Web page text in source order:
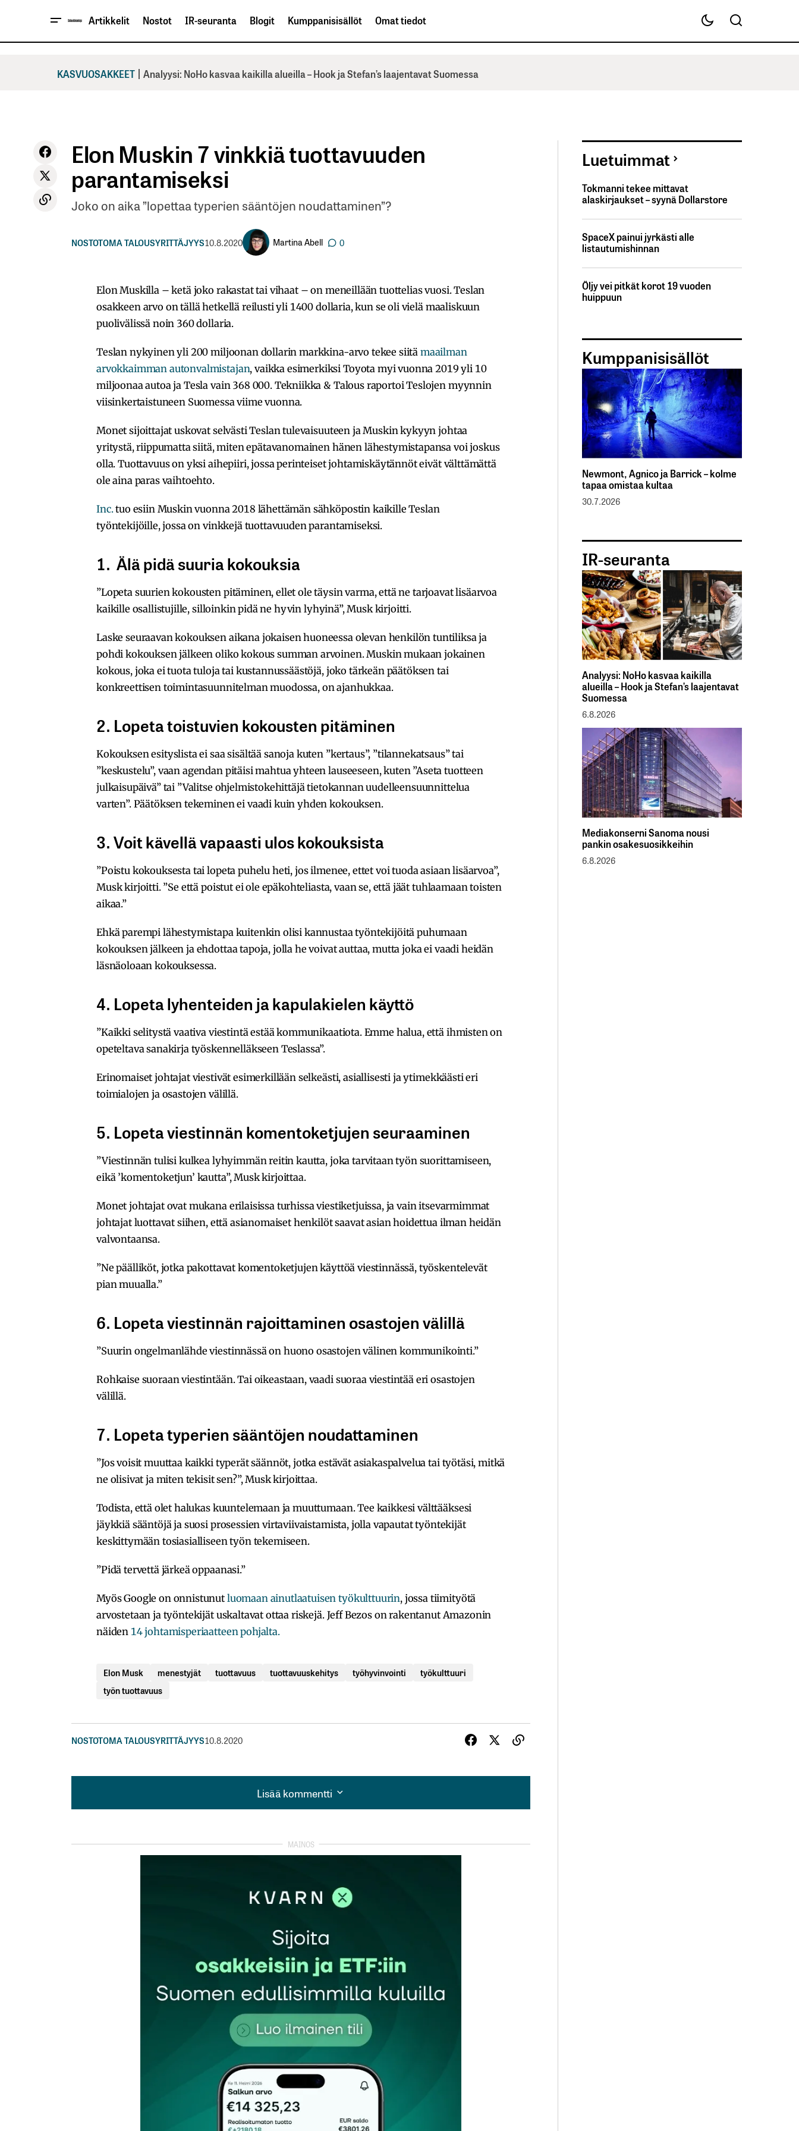
Artikkelit Nostot IR-seuranta Blogit Kumppanisisällöt Omat tiedot
KASVUOSAKKEET | Analyysi: NoHo kasvaa kaikilla alueilla – Hook ja Stefan’s laajentavat Suomessa
Elon Muskin 7 vinkkiä tuottavuuden
parantamiseksi
Joko on aika ”lopettaa typerien sääntöjen noudattaminen”?
NOSTOTOMA TALOUSYRITTÄJYYS10.8.2020 Martina Abell 0
Elon Muskilla – ketä joko rakastat tai vihaat – on meneillään tuottelias vuosi. Teslan
osakkeen arvo on tällä hetkellä reilusti yli 1400 dollaria, kun se oli vielä maaliskuun
puolivälissä noin 360 dollaria.
Teslan nykyinen yli 200 miljoonan dollarin markkina-arvo tekee siitä maailman
arvokkaimman autonvalmistajan, vaikka esimerkiksi Toyota myi vuonna 2019 yli 10
miljoonaa autoa ja Tesla vain 368 000. Tekniikka & Talous raportoi Teslojen myynnin
viisinkertaistuneen Suomessa viime vuonna.
Monet sijoittajat uskovat selvästi Teslan tulevaisuuteen ja Muskin kykyyn johtaa
yritystä, riippumatta siitä, miten epätavanomainen hänen lähestymistapansa voi joskus
olla. Tuottavuus on yksi aihepiiri, jossa perinteiset johtamiskäytännöt eivät välttämättä
ole aina paras vaihtoehto.
Inc.tuo esiin Muskin vuonna 2018 lähettämän sähköpostin kaikille Teslan
työntekijöille, jossa on vinkkejä tuottavuuden parantamiseksi.
1. Älä pidä suuria kokouksia
”Lopeta suurien kokousten pitäminen, ellet ole täysin varma, että ne tarjoavat lisäarvoa
kaikille osallistujille, silloinkin pidä ne hyvin lyhyinä”, Musk kirjoitti.
Laske seuraavan kokouksen aikana jokaisen huoneessa olevan henkilön tuntiliksa ja
pohdi kokouksen jälkeen oliko kokous summan arvoinen. Muskin mukaan jokainen
kokous, joka ei tuota tuloja tai kustannussäästöjä, joko tärkeän päätöksen tai
konkreettisen toimintasuunnitelman muodossa, on ajanhukkaa.
2. Lopeta toistuvien kokousten pitäminen
Kokouksen esityslista ei saa sisältää sanoja kuten ”kertaus”, ”tilannekatsaus” tai
”keskustelu”, vaan agendan pitäisi mahtua yhteen lauseeseen, kuten ”Aseta tuotteen
julkaisupäivä” tai ”Valitse ohjelmistokehittäjä tietokannan uudelleensuunnittelua
varten”. Päätöksen tekeminen ei vaadi kuin yhden kokouksen.
3. Voit kävellä vapaasti ulos kokouksista
”Poistu kokouksesta tai lopeta puhelu heti, jos ilmenee, ettet voi tuoda asiaan lisäarvoa”,
Musk kirjoitti. ”Se että poistut ei ole epäkohteliasta, vaan se, että jäät tuhlaamaan toisten
aikaa.”
Ehkä parempi lähestymistapa kuitenkin olisi kannustaa työntekijöitä puhumaan
kokouksen jälkeen ja ehdottaa tapoja, jolla he voivat auttaa, mutta joka ei vaadi heidän
läsnäoloaan kokouksessa.
4. Lopeta lyhenteiden ja kapulakielen käyttö
”Kaikki selitystä vaativa viestintä estää kommunikaatiota. Emme halua, että ihmisten on
opeteltava sanakirja työskennelläkseen Teslassa”.
Erinomaiset johtajat viestivät esimerkillään selkeästi, asiallisesti ja ytimekkäästi eri
toimialojen ja osastojen välillä.
5. Lopeta viestinnän komentoketjujen seuraaminen
”Viestinnän tulisi kulkea lyhyimmän reitin kautta, joka tarvitaan työn suorittamiseen,
eikä ’komentoketjun’ kautta”, Musk kirjoittaa.
Monet johtajat ovat mukana erilaisissa turhissa viestiketjuissa, ja vain itsevarmimmat
johtajat luottavat siihen, että asianomaiset henkilöt saavat asian hoidettua ilman heidän
valvontaansa.
”Ne päälliköt, jotka pakottavat komentoketjujen käyttöä viestinnässä, työskentelevät
pian muualla.”
6. Lopeta viestinnän rajoittaminen osastojen välillä
”Suurin ongelmanlähde viestinnässä on huono osastojen välinen kommunikointi.”
Rohkaise suoraan viestintään. Tai oikeastaan, vaadi suoraa viestintää eri osastojen
välillä.
7. Lopeta typerien sääntöjen noudattaminen
”Jos voisit muuttaa kaikki typerät säännöt, jotka estävät asiakaspalvelua tai työtäsi, mitkä
ne olisivat ja miten tekisit sen?”, Musk kirjoittaa.
Todista, että olet halukas kuuntelemaan ja muuttumaan. Tee kaikkesi välttääksesi
jäykkiä sääntöjä ja suosi prosessien virtaviivaistamista, jolla vapautat työntekijät
keskittymään tosiasialliseen työn tekemiseen.
”Pidä tervettä järkeä oppaanasi.”
Myös Google on onnistunut luomaan ainutlaatuisen työkulttuurin, jossa tiimityötä
arvostetaan ja työntekijät uskaltavat ottaa riskejä. Jeff Bezos on rakentanut Amazonin
näiden 14 johtamisperiaatteen pohjalta.
Elon Musk menestyjät tuottavuus tuottavuuskehitys työhyvinvointi
työkulttuuri
työn tuottavuus
NOSTOTOMA TALOUSYRITTÄJYYS10.8.2020
Lisää kommentti
Lisää kommentti
Sähköpostiosoitteesi
Tilaa SalkunRakentajan uutiskirje
Luetuimmat
Tokmanni tekee mittavat
alaskirjaukset – syynä Dollarstore
SpaceX painui jyrkästi alle
listautumishinnan
Öljy vei pitkät korot 19 vuoden
huippuun
Kumppanisisällöt
Newmont, Agnico ja Barrick – kolme
tapaa omistaa kultaa
30.7.2026
IR-seuranta
Analyysi: NoHo kasvaa kaikilla
alueilla – Hook ja Stefan’s laajentavat
Suomessa
6.8.2026
Mediakonserni Sanoma nousi
pankin osakesuosikkeihin
6.8.2026